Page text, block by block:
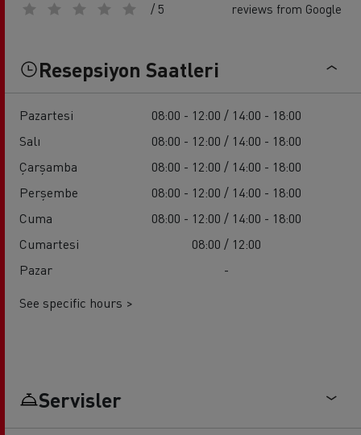
/ 5 reviews from Google
Resepsiyon Saatleri
Pazartesi
08:00 - 12:00 / 14:00 - 18:00
Salı
08:00 - 12:00 / 14:00 - 18:00
Çarşamba
08:00 - 12:00 / 14:00 - 18:00
Perşembe
08:00 - 12:00 / 14:00 - 18:00
Cuma
08:00 - 12:00 / 14:00 - 18:00
Cumartesi
08:00 / 12:00
Pazar
-
See specific hours >
Servisler